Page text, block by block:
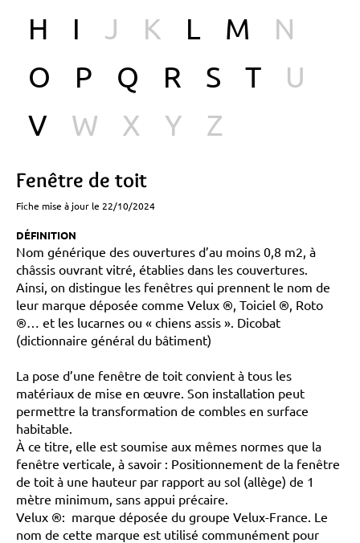
H
I J K L M
N
O
P Q R S T
U
V
W X Y Z
Fenêtre de toit
Fiche mise à jour le 22/10/2024
DÉFINITION
Nom générique des ouvertures d’au moins 0,8 m2, à
châssis ouvrant vitré, établies dans les couvertures.
Ainsi, on distingue les fenêtres qui prennent le nom de
leur marque déposée comme Velux ®, Toiciel ®, Roto
®… et les lucarnes ou « chiens assis ». Dicobat
(dictionnaire général du bâtiment)
La pose d’une fenêtre de toit convient à tous les
matériaux de mise en œuvre. Son installation peut
permettre la transformation de combles en surface
habitable.
À ce titre, elle est soumise aux mêmes normes que la
fenêtre verticale, à savoir : Positionnement de la fenêtre
de toit à une hauteur par rapport au sol (allège) de 1
mètre minimum, sans appui précaire.
Velux ®: marque déposée du groupe Velux-France. Le
nom de cette marque est utilisé communément pour